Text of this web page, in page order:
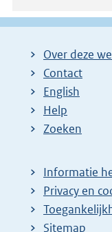
Over deze
Contact
English
Help
Zoeken
Informatie
Privacy en
Sitemap